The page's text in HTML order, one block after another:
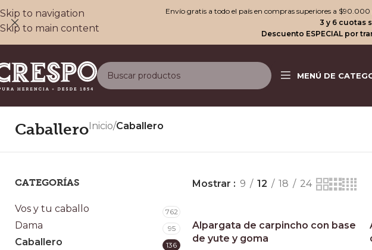
Skip to navigation
Skip to main content
Envío gratis a todo el país en compras superiores a
3 y 6 cuotas
Descuento ESPECIAL por
MENÚ DE
CaballeroInicio/Caballero
CATEGORÍAS
Vos y tu caballo 762
Dama 95
Caballero 136
Mostrar 9 12 18 24
Alpargata de carpincho con base
de yute y goma